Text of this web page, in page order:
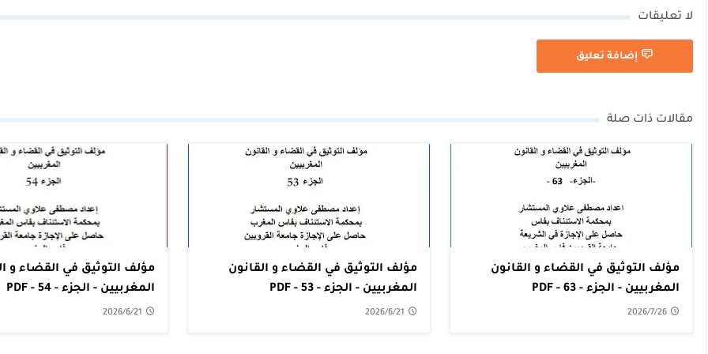
لا تعليقات
إضافة تعليق
مقالات ذات صلة
مؤلف التوثيق في القضاء و القانون
المغربيين - الجزء - 63 - PDF
2026/7/26
مؤلف التوثيق في القضاء و القانون
المغربيين - الجزء - 53 - PDF
2026/6/21
مؤلف التوثيق في القضاء و
المغربيين - الجزء - 54 - PDF
2026/6/21